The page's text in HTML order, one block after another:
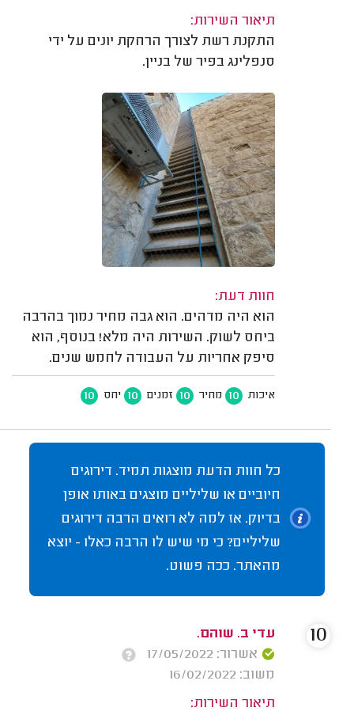
תיאור השירות:
התקנת רשת לצורך הרחקת יונים על ידי
סנפלינג בפיר של בניין.
חוות דעת:
הוא היה מדהים. הוא גבה מחיר נמוך בהרבה
ביחס לשוק. השירות היה מלא! בנוסף, הוא
סיפק אחריות על העבודה לחמש שנים.
איכות 10 מחיר 10 זמנים 10 יחס 10
כל חוות הדעת מוצגות תמיד. דירוגים
חיוביים או שליליים מוצגים באותו אופן
בדיוק. אז למה לא רואים הרבה דירוגים
שליליים? כי מי שיש לו הרבה כאלו - יוצא
מהאתר. ככה פשוט.
עדי ב. שוהם.
אשרור: 17/05/2022
משוב: 16/02/2022
תיאור השירות:
10